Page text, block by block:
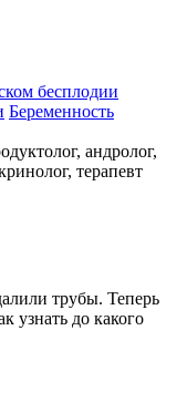
бесплодии
Беременность
андролог,
терапевт
трубы. Теперь
узнать до какого